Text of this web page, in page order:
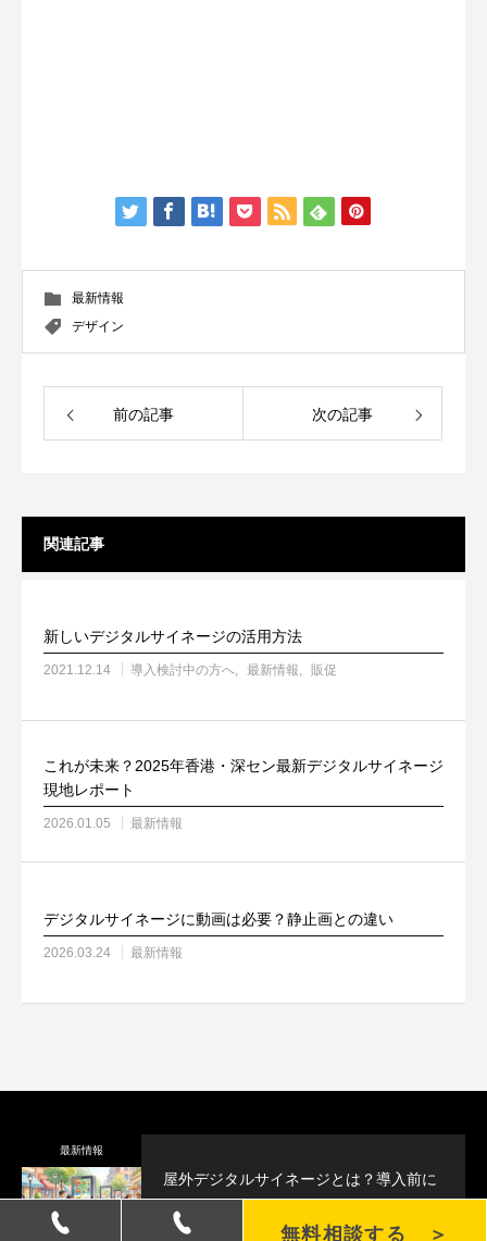
無料相談する ＞
最新情報
デザイン
前の記事 次の記事
関連記事
新しいデジタルサイネージの活用方法
2021.12.14 導入検討中の方へ 最新情報 販促
これが未来？2025年香港・深セン最新デジタルサイネージ
現地レポート
2026.01.05 最新情報
デジタルサイネージに動画は必要？静止画との違い
2026.03.24 最新情報
最新情報
屋外デジタルサイネージとは？導入前に
知っておきたい基礎知識